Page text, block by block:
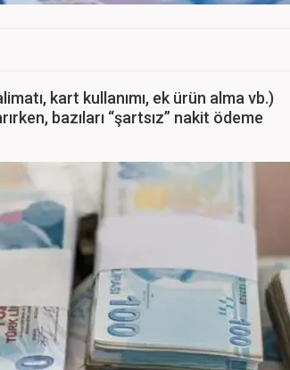
kart kullanımı, ek ürün alma vb.)
bazıları “şartsız” nakit ödeme